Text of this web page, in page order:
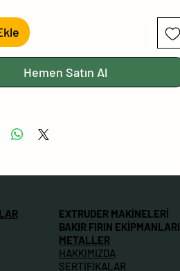
Hemen Satın Al
EXTRUDER MAKİNELERİ
SERTİFİKALAR
BAKIR FIRIN EKİPMANLARI
HAKKIMIZDA
METALLER